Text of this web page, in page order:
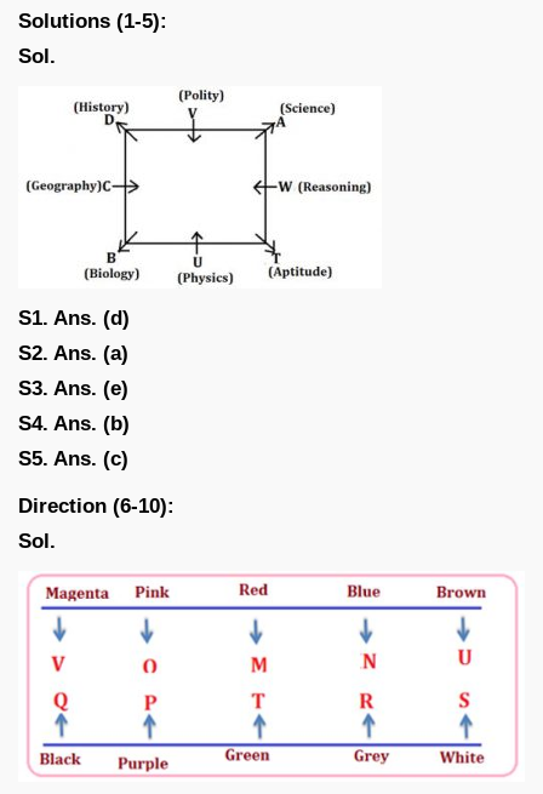
Solutions (1-5):
Sol.
S1. Ans. (d)
S2. Ans. (a)
S3. Ans. (e)
S4. Ans. (b)
S5. Ans. (c)
Direction (6-10):
Sol.